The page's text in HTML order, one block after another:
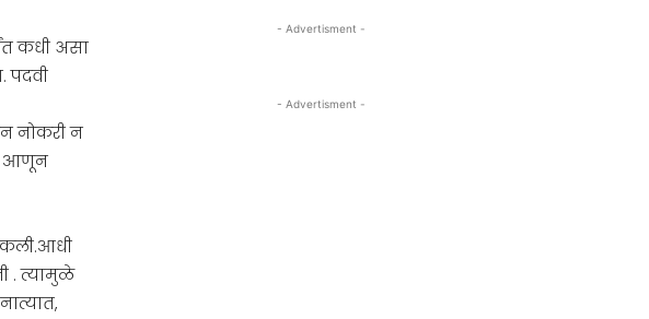
कधी असा
पदवी
नोकरी न
आणून
. त्यामुळे
- Advertisment -
- Advertisment -